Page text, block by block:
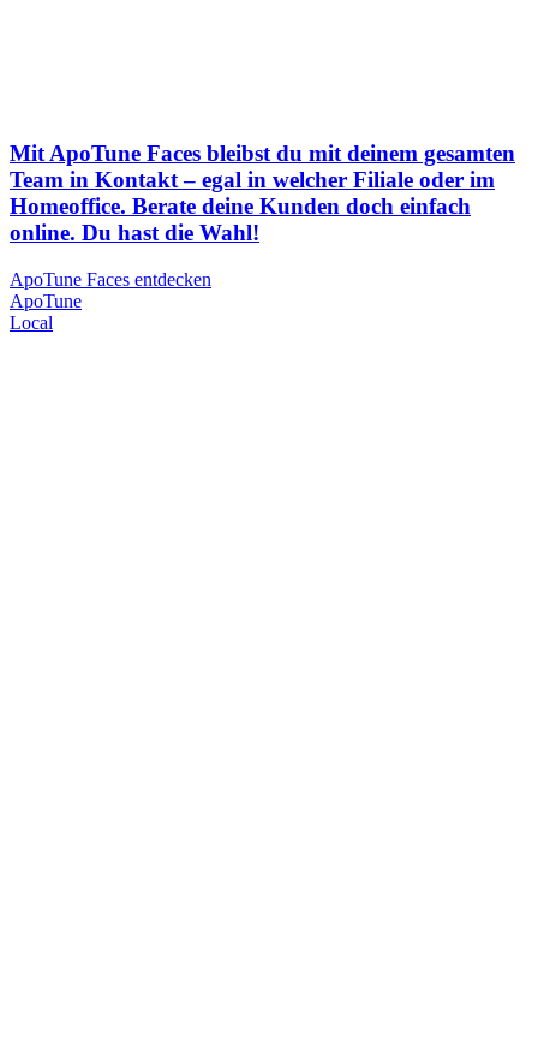
Mit ApoTune Faces bleibst du mit deinem gesamten
Team in Kontakt – egal in welcher Filiale oder im
Homeoffice. Berate deine Kunden doch einfach
online. Du hast die Wahl!
ApoTune Faces entdecken
ApoTune
Local